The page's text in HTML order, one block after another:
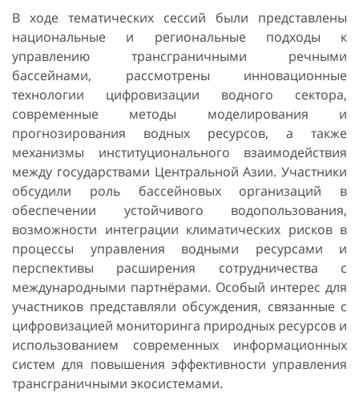
В ходе тематических сессий были представлены
национальные и региональные подходы к
управлению трансграничными речными
бассейнами, рассмотрены инновационные
технологии цифровизации водного сектора,
современные методы моделирования и
прогнозирования водных ресурсов, а также
механизмы институционального взаимодействия
между государствами Центральной Азии. Участники
обсудили роль бассейновых организаций в
обеспечении устойчивого водопользования,
возможности интеграции климатических рисков в
процессы управления водными ресурсами и
перспективы расширения сотрудничества с
международными партнёрами. Особый интерес для
участников представляли обсуждения, связанные с
цифровизацией мониторинга природных ресурсов и
использованием современных информационных
систем для повышения эффективности управления
трансграничными экосистемами.